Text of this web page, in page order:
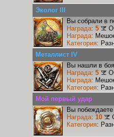
Эколог III
Вы собрали в
Награда: 5
Награда:
Категория:
Металлист IV
Вы нашли в
Награда: 5
Награда:
Категория:
Мой первый удар
Вы
Награда: 10
Категория: